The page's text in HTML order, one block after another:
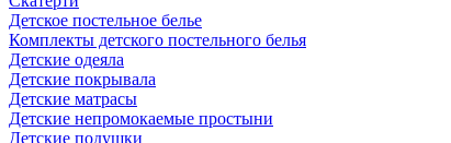
Детское постельное белье
Комплекты детского постельного белья
Детские одеяла
Детские покрывала
Детские матрасы
Детские непромокаемые простыни
Детские подушки